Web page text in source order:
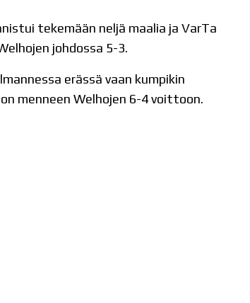
tekemään neljä maalia ja VarTa
johdossa 5-3.
erässä vaan kumpikin
menneen Welhojen 6-4 voittoon.